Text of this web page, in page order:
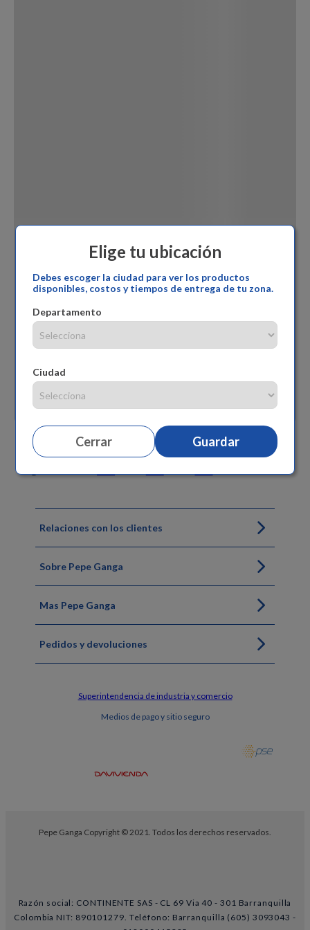
Elige tu ubicación
Debes escoger la ciudad para ver los productos
disponibles, costos y tiempos de entrega de tu zona.
Departamento
Ciudad
Cerrar Guardar
Relaciones con los clientes
Sobre Pepe Ganga
Mas Pepe Ganga
Pedidos y devoluciones
Superintendencia de industria y comercio
Medios de pago y sitio seguro
Pepe Ganga Copyright © 2021. Todos los derechos reservados.
Razón social: CONTINENTE SAS - CL 69 Via 40 - 301 Barranquilla
Colombia NIT: 890101279. Teléfono: Barranquilla (605) 3093043 -